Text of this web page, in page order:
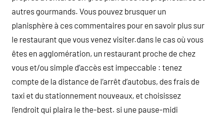
autres gourmands. Vous pouvez brusquer un
planisphère à ces commentaires pour en savoir plus sur
le restaurant que vous venez visiter.dans le cas où vous
êtes en agglomération, un restaurant proche de chez
vous et/ou simple d’accès est impeccable : tenez
compte de la distance de l’arrêt d’autobus, des frais de
taxi et du stationnement nouveaux, et choisissez
l’endroit qui plaira le the-best. si une pause-midi